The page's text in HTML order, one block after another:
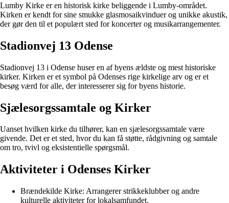
Lumby Kirke er en historisk kirke beliggende i Lumby-området.
Kirken er kendt for sine smukke glasmosaikvinduer og unikke akustik,
der gør den til et populært sted for koncerter og musikarrangementer.
Stadionvej 13 Odense
Stadionvej 13 i Odense huser en af byens ældste og mest historiske
kirker. Kirken er et symbol på Odenses rige kirkelige arv og er et
besøg værd for alle, der interesserer sig for byens historie.
Sjælesorgssamtale og Kirker
Uanset hvilken kirke du tilhører, kan en sjælesorgssamtale være
givende. Det er et sted, hvor du kan få støtte, rådgivning og samtale
om tro, tvivl og eksistentielle spørgsmål.
Aktiviteter i Odenses Kirker
Brændekilde Kirke: Arrangerer strikkeklubber og andre
kulturelle aktiviteter for lokalsamfundet.